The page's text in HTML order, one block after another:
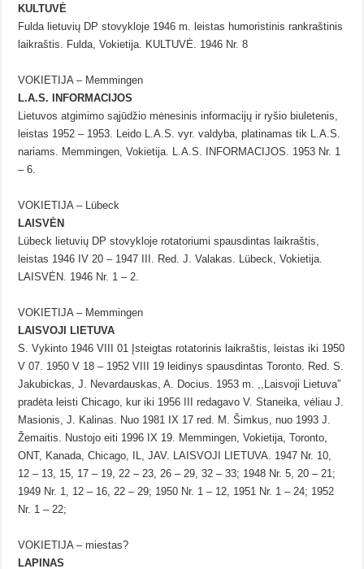
KULTUVĖ
Fulda lietuvių DP stovykloje 1946 m. leistas humoristinis rankraštinis
laikraštis. Fulda, Vokietija. KULTUVĖ. 1946 Nr. 8
VOKIETIJA – Memmingen
L.A.S. INFORMACIJOS
Lietuvos atgimimo sąjūdžio mėnesinis informacijų ir ryšio biuletenis,
leistas 1952 – 1953. Leido L.A.S. vyr. valdyba, platinamas tik L.A.S.
nariams. Memmingen, Vokietija. L.A.S. INFORMACIJOS. 1953 Nr. 1
– 6.
VOKIETIJA – Lübeck
LAISVĖN
Lübeck lietuvių DP stovykloje rotatoriumi spausdintas laikraštis,
leistas 1946 IV 20 – 1947 III. Red. J. Valakas. Lübeck, Vokietija.
LAISVĖN. 1946 Nr. 1 – 2.
VOKIETIJA – Memmingen
LAISVOJI LIETUVA
S. Vykinto 1946 VIII 01 Įsteigtas rotatorinis laikraštis, leistas iki 1950
V 07. 1950 V 18 – 1952 VIII 19 leidinys spausdintas Toronto. Red. S.
Jakubickas, J. Nevardauskas, A. Docius. 1953 m. ,,Laisvoji Lietuva”
pradėta leisti Chicago, kur iki 1956 III redagavo V. Staneika, vėliau J.
Masionis, J. Kalinas. Nuo 1981 IX 17 red. M. Šimkus, nuo 1993 J.
Žemaitis. Nustojo eiti 1996 IX 19. Memmingen, Vokietija, Toronto,
ONT, Kanada, Chicago, IL, JAV. LAISVOJI LIETUVA. 1947 Nr. 10,
12 – 13, 15, 17 – 19, 22 – 23, 26 – 29, 32 – 33; 1948 Nr. 5, 20 – 21;
1949 Nr. 1, 12 – 16, 22 – 29; 1950 Nr. 1 – 12, 1951 Nr. 1 – 24; 1952
Nr. 1 – 22;
VOKIETIJA – miestas?
LAPINAS